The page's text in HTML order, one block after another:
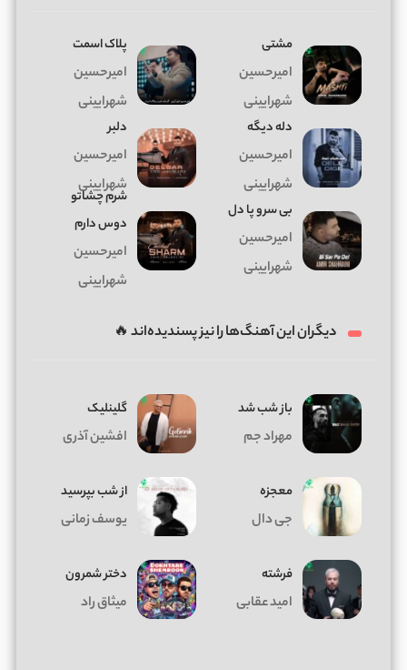
مشتی
امیرحسین
شهرایینی
پلاک اسمت
امیرحسین
شهرایینی
دله دیگه
امیرحسین
شهرایینی
دلبر
امیرحسین
شهرایینی
بی سرو پا دل
امیرحسین
شهرایینی
شرم چشاتو
دوس دارم
امیرحسین
شهرایینی
دیگران این آهنگ‌ها را نیز پسندیده‌اند 🔥
باز شب شد
مهراد جم
گلینلیک
افشین آذری
معجزه
جی دال
از شب بپرسید
یوسف زمانی
فرشته
امید عقابی
دختر شمرون
میثاق راد